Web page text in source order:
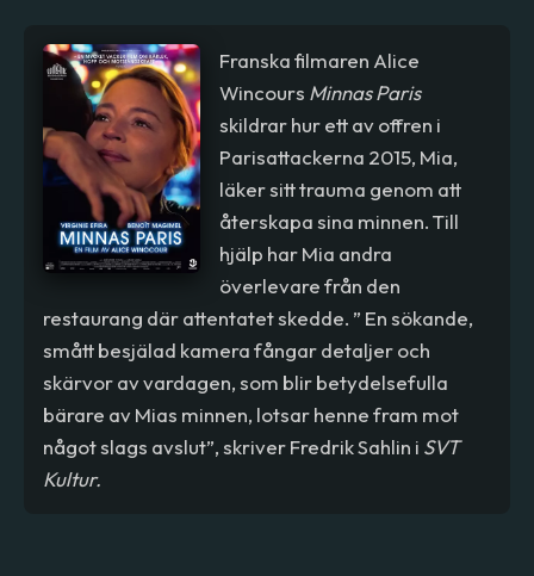
Franska filmaren Alice
Wincours Minnas Paris
skildrar hur ett av offren i
Parisattackerna 2015, Mia,
läker sitt trauma genom att
återskapa sina minnen. Till
hjälp har Mia andra
överlevare från den
restaurang där attentatet skedde. ” En sökande,
smått besjälad kamera fångar detaljer och
skärvor av vardagen, som blir betydelsefulla
bärare av Mias minnen, lotsar henne fram mot
något slags avslut”, skriver Fredrik Sahlin i SVT
Kultur.